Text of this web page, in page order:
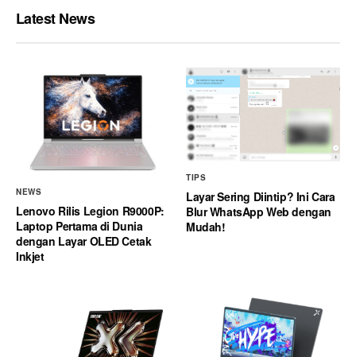
Latest News
NEWS
Lenovo Rilis Legion R9000P:
Laptop Pertama di Dunia
dengan Layar OLED Cetak
Inkjet
TIPS
Layar Sering Diintip? Ini Cara
Blur WhatsApp Web dengan
Mudah!